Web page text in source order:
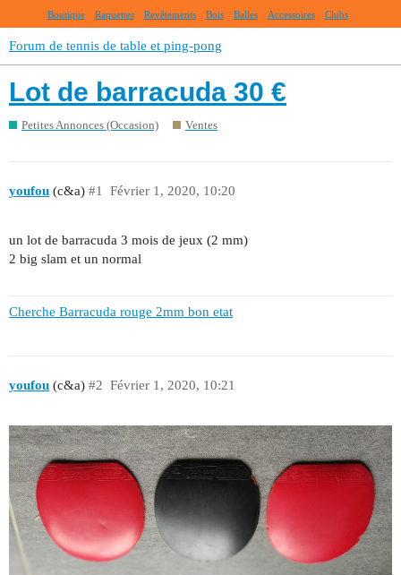
Boutique Raquettes Revêtements Bois Balles Accessoires Clubs
Forum de tennis de table et ping-pong
Lot de barracuda 30 €
Petites Annonces (Occasion) Ventes
youfou (c&a) Février 1, 2020, 10:20
#1
un lot de barracuda 3 mois de jeux (2 mm)
2 big slam et un normal
Cherche Barracuda rouge 2mm bon etat
youfou (c&a) Février 1, 2020, 10:21
#2